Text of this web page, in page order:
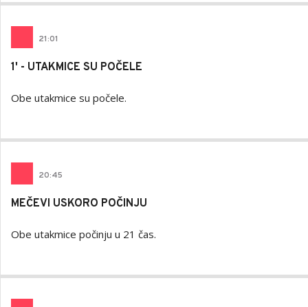
21:01
1' - UTAKMICE SU POČELE
Obe utakmice su počele.
20:45
MEČEVI USKORO POČINJU
Obe utakmice počinju u 21 čas.